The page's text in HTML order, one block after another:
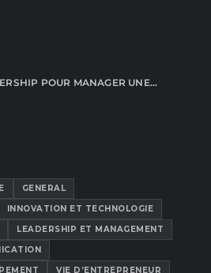
POUR MANAGER UNE…
GENERAL
INNOVATION ET TECHNOLOGIE
LEADERSHIP ET MANAGEMENT
VIE D’ENTREPRENEUR